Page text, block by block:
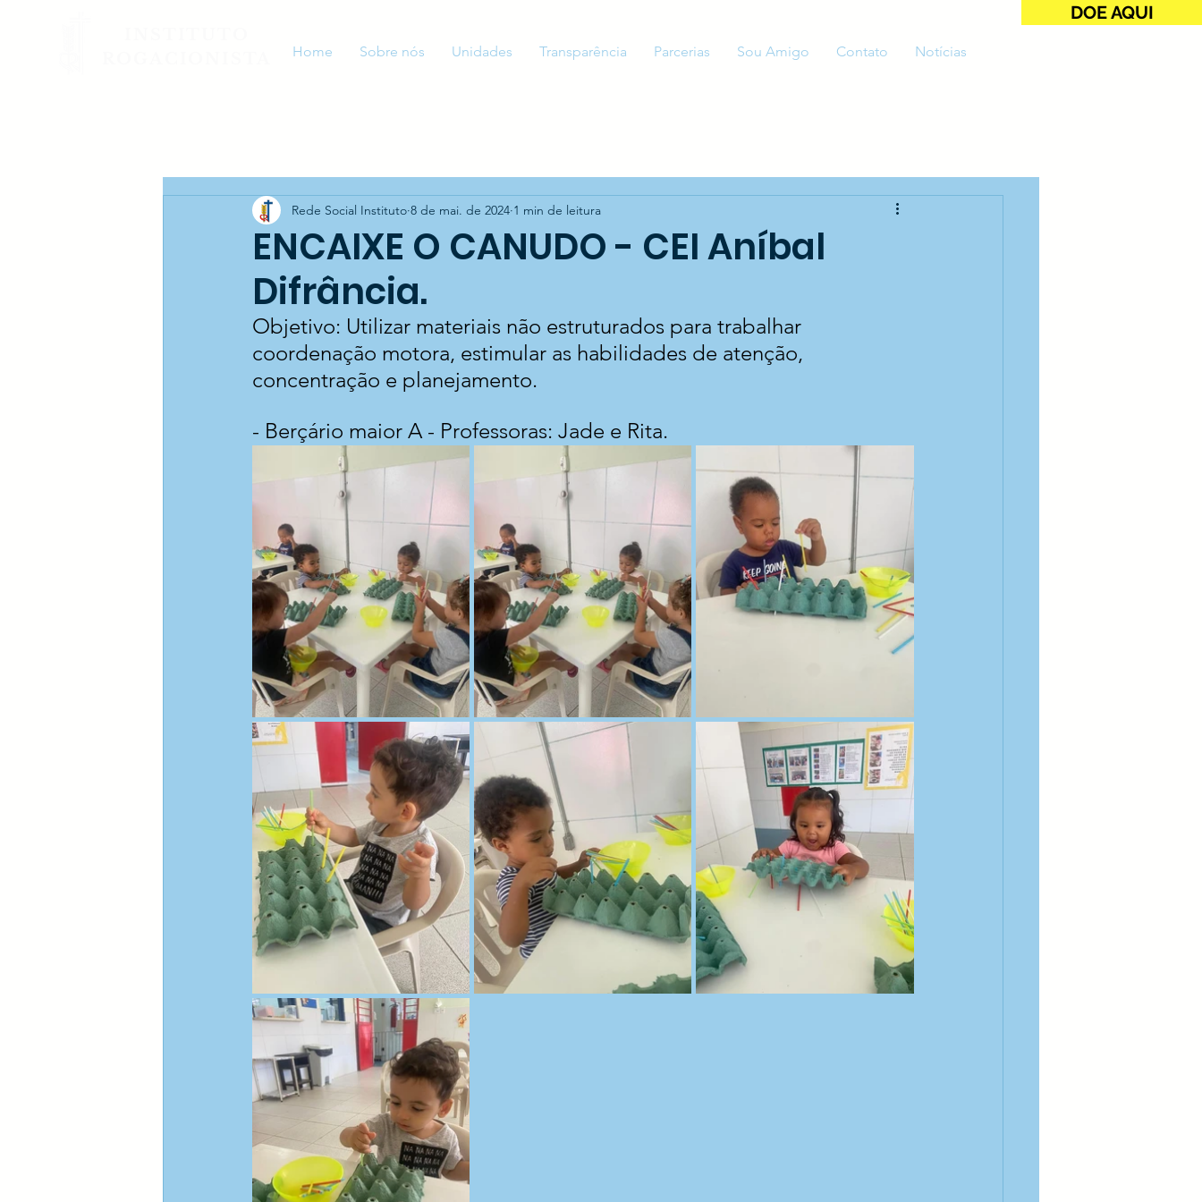
DOE AQUI
Home Sobre nós Unidades Transparência Parcerias Sou Amigo Contato Notícias
ENCAIXE O CANUDO - CEI Aníbal
Difrância.
Rede Social Instituto 8 de mai. de 2024 1 min de leitura
Objetivo: Utilizar materiais não estruturados para trabalhar
coordenação motora, estimular as habilidades de atenção,
concentração e planejamento.
- Berçário maior A - Professoras: Jade e Rita.